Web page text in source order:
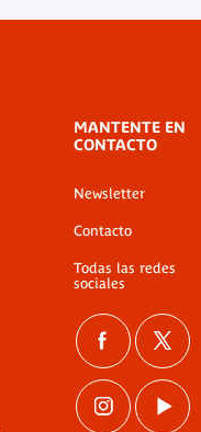
MANTENTE EN
CONTACTO
Newsletter
Contacto
Todas las redes
sociales